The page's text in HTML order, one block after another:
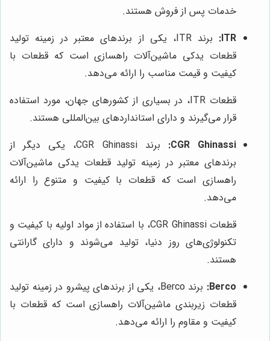
خدمات پس از فروش هستند.
ITR:
برند ITR، یکی از برندهای معتبر در زمینه تولید
قطعات یدکی ماشین‌آلات راهسازی است که قطعات با
کیفیت و قیمت مناسب را ارائه می‌دهد.
قطعات ITR، در بسیاری از کشورهای جهان، مورد استفاده
قرار می‌گیرند و دارای استانداردهای بین‌المللی هستند.
CGR Ghinassi:
برند CGR Ghinassi، یکی دیگر از
برندهای معتبر در زمینه تولید قطعات یدکی ماشین‌آلات
راهسازی است که قطعات با کیفیت و متنوع را ارائه
می‌دهد.
قطعات CGR Ghinassi، با استفاده از مواد اولیه با کیفیت و
تکنولوژی‌های روز دنیا، تولید می‌شوند و دارای گارانتی
هستند.
Berco:
برند Berco، یکی از برندهای پیشرو در زمینه تولید
قطعات زیربندی ماشین‌آلات راهسازی است که قطعات با
کیفیت و مقاوم را ارائه می‌دهد.